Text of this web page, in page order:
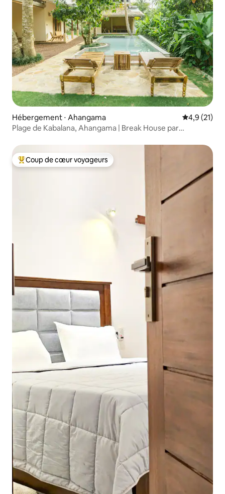
Hébergement ⋅ Ahangama Évaluation
4,9 (21)
Plage de Kabalana, Ahangama | Break House par
Coups de cœur voyageurs les plus appréciés
Coup de cœur voyageurs